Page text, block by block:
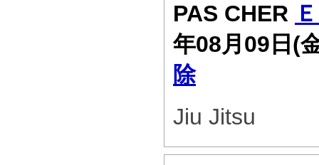
PAS CHER
年08月09日(
除
Jiu Jitsu